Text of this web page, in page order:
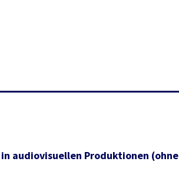
audiovisuellen Produktionen (ohne